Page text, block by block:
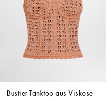
Bustier-Tanktop aus Viskose